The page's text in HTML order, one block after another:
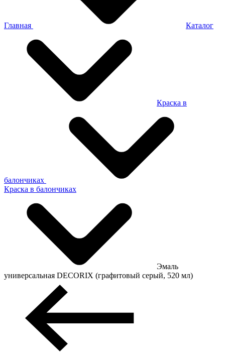
Главная Каталог
Краска в
балончиках
Краска в балончиках
Эмаль
универсальная DECORIX (графитовый серый, 520 мл)